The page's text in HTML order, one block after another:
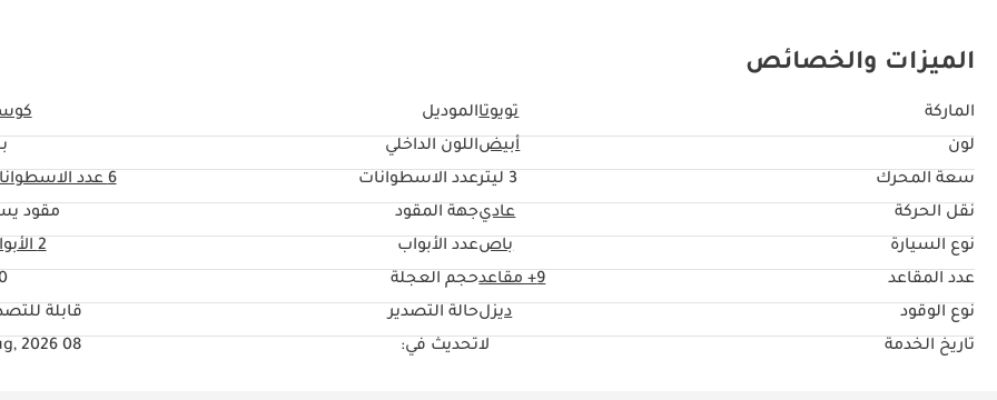
الميزات والخصائص
الماركة تويوتاالموديل
لون
أبيضاللون الداخلي
سعة المحرك
3 ليتر عدد الاسطوانات 6عدد
نقل الحركة
عاديجهة المقود
مقود
نوع السيارة
باصعدد الأبواب
2 الأبواب
عدد المقاعد
9+ مقاعد حجم العجلة
نوع الوقود
ديزلحالة التصدير
قابلة
تاريخ الخدمة
لاتحديث في: 08 Aug, 2026